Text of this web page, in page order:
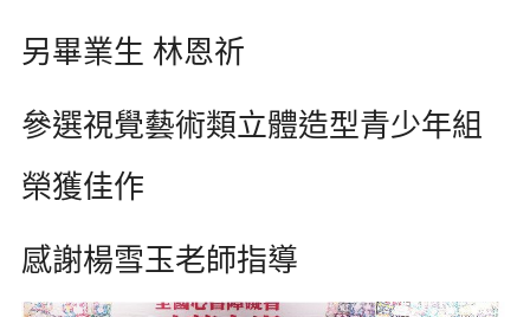
另畢業生 林恩祈
參選視覺藝術類立體造型青少年組
榮獲佳作
感謝楊雪玉老師指導